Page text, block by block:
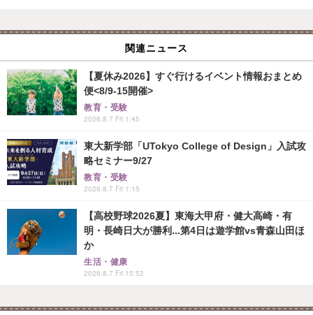
関連ニュース
【夏休み2026】すぐ行けるイベント情報おまとめ
便<8/9-15開催>
教育・受験
2026.8.7 Fri 1:45
東大新学部「UTokyo College of Design」入試攻
略セミナー9/27
教育・受験
2026.8.7 Fri 1:15
【高校野球2026夏】東海大甲府・健大高崎・有
明・長崎日大が勝利...第4日は遊学館vs青森山田ほ
か
生活・健康
2026.8.7 Fri 15:52